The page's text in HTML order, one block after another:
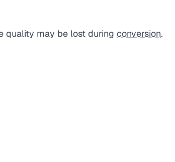
quality may be lost during conversion.